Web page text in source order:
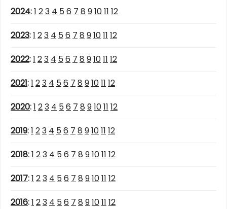
2024:1 23 4 56 7 8 91011 12
2023:1 23 4 56 7 8 91011 12
2022:1 23 4 56 7 8 91011 12
2021:1 23 4 56 7 8 91011 12
2020:1 23 4 56 7 8 91011 12
2019:1 23 4 56 7 8 91011 12
2018:1 23 4 56 7 8 91011 12
2017:1 23 4 56 7 8 91011 12
2016:1 23 4 56 7 8 91011 12